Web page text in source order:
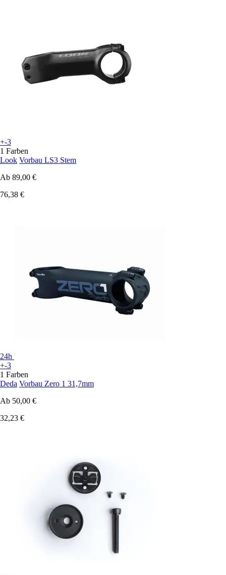
+-3
1 Farben
Look Vorbau LS3 Stem
Ab 89,00 €
76,38 €
24h
+-3
1 Farben
Deda Vorbau Zero 1 31,7mm
Ab 50,00 €
32,23 €